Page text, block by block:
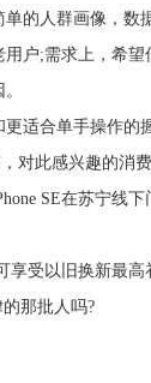
的人群画像，数
户;需求上，希
合单手操作的
对此感兴趣的消
SE在苏宁线下
受以旧换新最高
那批人吗?